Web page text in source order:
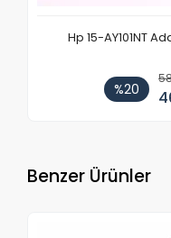
Hp 15-AY101NT
%20
Benzer Ürünler